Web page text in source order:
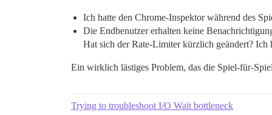
Ich hatte den Chrome-Inspektor während des
Die Endbenutzer erhalten keine
Hat sich der Rate-Limiter kürzlich geändert? Ich
Ein wirklich lästiges Problem, das die Spiel-für-
Trying to troubleshoot I/O Wait bottleneck